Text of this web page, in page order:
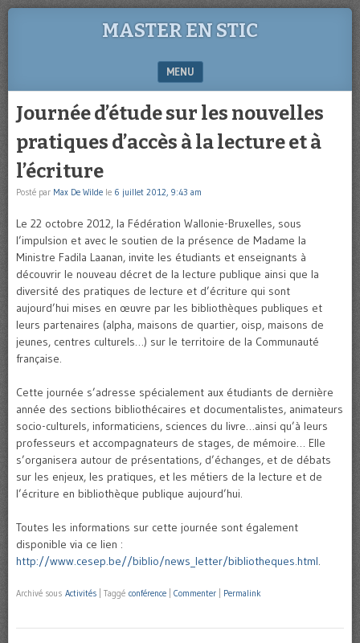
MASTER EN STIC
MENU
SKIP TO CONTENT
Journée d’étude sur les nouvelles
pratiques d’accès à la lecture et à
l’écriture
Posté par Max De Wilde le 6 juillet 2012, 9:43 am
Le 22 octobre 2012, la Fédération Wallonie-Bruxelles, sous
l’impulsion et avec le soutien de la présence de Madame la
Ministre Fadila Laanan, invite les étudiants et enseignants à
découvrir le nouveau décret de la lecture publique ainsi que la
diversité des pratiques de lecture et d’écriture qui sont
aujourd’hui mises en œuvre par les bibliothèques publiques et
leurs partenaires (alpha, maisons de quartier, oisp, maisons de
jeunes, centres culturels…) sur le territoire de la Communauté
française.
Cette journée s’adresse spécialement aux étudiants de dernière
année des sections bibliothécaires et documentalistes, animateurs
socio-culturels, informaticiens, sciences du livre…ainsi qu’à leurs
professeurs et accompagnateurs de stages, de mémoire… Elle
s’organisera autour de présentations, d’échanges, et de débats
sur les enjeux, les pratiques, et les métiers de la lecture et de
l’écriture en bibliothèque publique aujourd’hui.
Toutes les informations sur cette journée sont également
disponible via ce lien :
http://www.cesep.be//biblio/news_letter/bibliotheques.html.
Archivé sous Activités Taggé conférence Commenter Permalink